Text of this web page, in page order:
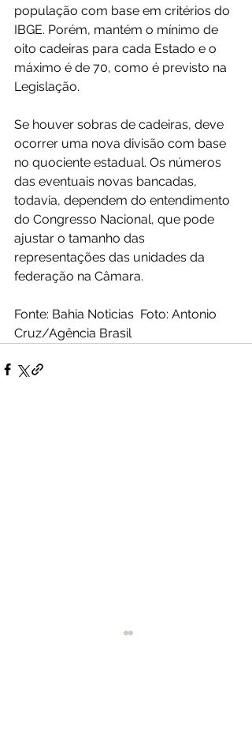
população com base em critérios do
IBGE. Porém, mantém o mínimo de
oito cadeiras para cada Estado e o
máximo é de 70, como é previsto na
Legislação.
Se houver sobras de cadeiras, deve
ocorrer uma nova divisão com base
no quociente estadual. Os números
das eventuais novas bancadas,
todavia, dependem do entendimento
do Congresso Nacional, que pode
ajustar o tamanho das
representações das unidades da
federação na Câmara.
Fonte: Bahia Noticias  Foto: Antonio
Cruz/Agência Brasil